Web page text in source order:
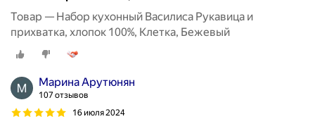
Товар — Набор кухонный Василиса Рукавица и
прихватка, хлопок 100%, Клетка, Бежевый
Марина Арутюнян
107 отзывов
16 июля 2024